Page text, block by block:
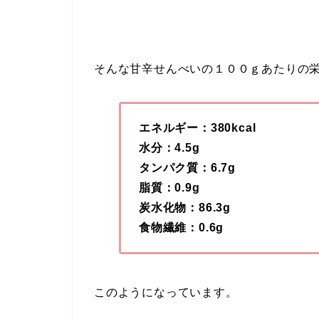
そんな甘辛せんべいの１００ｇあたりの
エネルギー：380kcal
水分：4.5g
タンパク質：6.7g
脂質：0.9g
炭水化物：86.3g
食物繊維：0.6g
このようになっています。